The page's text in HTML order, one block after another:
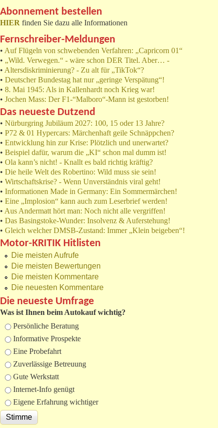
Abonnement bestellen
HIER finden Sie dazu alle Informationen
Fernschreiber-Meldungen
• Auf Flügeln von schwebenden Verfahren: „Capricorn 01“
• „Wild. Verwegen.“ - wäre schon DER Titel. Aber… -
• Altersdiskriminierung? - Zu alt für „TikTok“?
• Deutscher Bundestag hat nur „geringe Verspätung“!
• 8. Mai 1945: Als in Kallenhardt noch Krieg war!
• Jochen Mass: Der F1-“Malboro“-Mann ist gestorben!
Das neueste Dutzend
• Nürburgring Jubiläum 2027: 100, 15 oder 13 Jahre?
• P72 & 01 Hypercars: Märchenhaft geile Schnäppchen?
• Entwicklung hin zur Krise: Plötzlich und unerwartet?
• Beispiel dafür, warum die „KI“ schon mal dumm ist!
• Ola kann’s nicht! - Knallt es bald richtig kräftig?
• Die heile Welt des Robertino: Wild muss sie sein!
• Wirtschaftskrise? - Wenn Unverständnis viral geht!
• Informationen Made in Germany: Ein Sommermärchen!
• Eine „Implosion“ kann auch zum Leserbrief werden!
• Aus Andermatt hört man: Noch nicht alle vergriffen!
• Das Basingstoke-Wunder: Insolvenz & Auferstehung!
• Gleich welcher DMSB-Zustand: Immer „Klein beigeben“!
Motor-KRITIK Hitlisten
Die meisten Aufrufe
Die meisten Bewertungen
Die meisten Kommentare
Die neuesten Kommentare
Die neueste Umfrage
Was ist Ihnen beim Autokauf wichtig?
Auswahlmöglichkeiten
Persönliche Beratung
Informative Prospekte
Eine Probefahrt
Zuverlässige Betreuung
Gute Werkstatt
Internet-Info genügt
Eigene Erfahrung wichtiger